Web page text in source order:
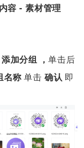
容 - 素材管理
添加分组 ，单击后
名称单击 确认 即